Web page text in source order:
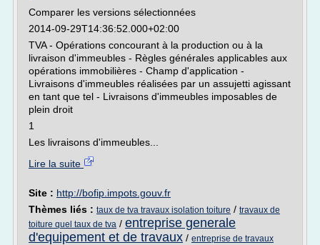
Comparer les versions sélectionnées
2014-09-29T14:36:52.000+02:00
TVA - Opérations concourant à la production ou à la
livraison d'immeubles - Règles générales applicables aux
opérations immobilières - Champ d'application -
Livraisons d'immeubles réalisées par un assujetti agissant
en tant que tel - Livraisons d'immeubles imposables de
plein droit
1
Les livraisons d'immeubles...
Lire la suite
Site : http://bofip.impots.gouv.fr
Thèmes liés : taux de tva travaux isolation toiture / travaux de
toiture quel taux de tva / entreprise generale
d'equipement et de travaux / entreprise de travaux